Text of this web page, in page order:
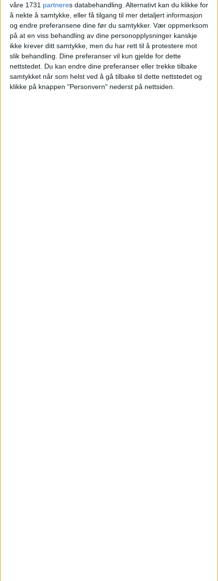
våre 1731 partneres databehandling. Alternativt kan du klikke for
å nekte å samtykke, eller få tilgang til mer detaljert informasjon
og endre preferansene dine før du samtykker. Vær oppmerksom
på at en viss behandling av dine personopplysninger kanskje
ikke krever ditt samtykke, men du har rett til å protestere mot
slik behandling. Dine preferanser vil kun gjelde for dette
nettstedet. Du kan endre dine preferanser eller trekke tilbake
samtykket når som helst ved å gå tilbake til dette nettstedet og
klikke på knappen "Personvern" nederst på nettsiden.
– Og nå kan vi endelig åpne dette stedet,
som serverer en av byens beste smash
burgere. Det er superdigg, fortsetter
Egerdahl Nørsett.
Smash-hit